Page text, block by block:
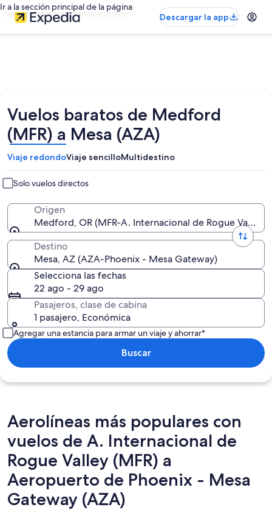
Ir a la sección principal de la página
Descargar la app
Vuelos baratos de Medford
(MFR) a Mesa (AZA)
Viaje redondoViaje sencilloMultidestino
Solo vuelos directos
Origen
Medford, OR (MFR-A. Internacional de Rogue Valley)
Destino
Mesa, AZ (AZA-Phoenix - Mesa Gateway)
Selecciona las fechas
22 ago - 29 ago
Pasajeros, clase de cabina
1 pasajero, Económica
Agregar una estancia para armar un viaje y ahorrar*
Buscar
Aerolíneas más populares con
vuelos de A. Internacional de
Rogue Valley (MFR) a
Aeropuerto de Phoenix - Mesa
Gateway (AZA)